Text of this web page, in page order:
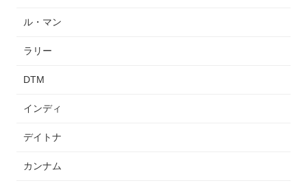
ル・マン
ラリー
DTM
インディ
デイトナ
カンナム